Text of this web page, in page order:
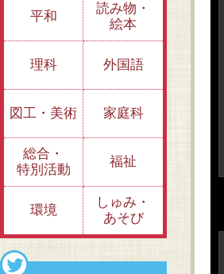
平和
読み物・
絵本
理科 外国語
図工・美術 家庭科
総合・
特別活動
福祉
環境
しゅみ・
あそび